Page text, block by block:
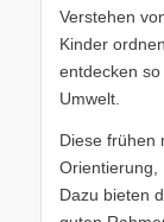
Verstehen
Kinder
entdecken
Umwelt.
Diese frühen
Orientierung,
Dazu bieten